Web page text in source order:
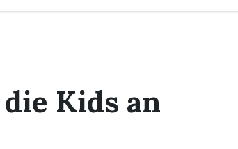
Kids an